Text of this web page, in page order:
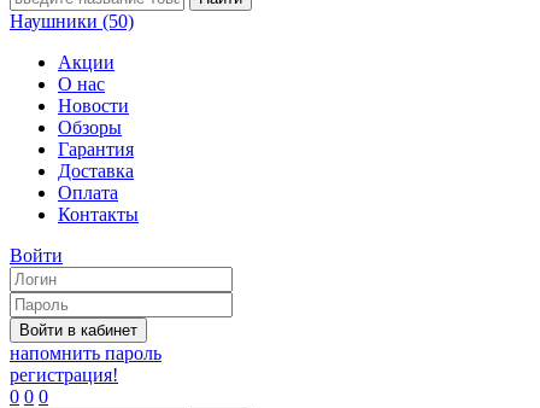
Наушники (50)
Акции
О нас
Новости
Обзоры
Гарантия
Доставка
Оплата
Контакты
Войти
напомнить пароль
регистрация!
0 0 0